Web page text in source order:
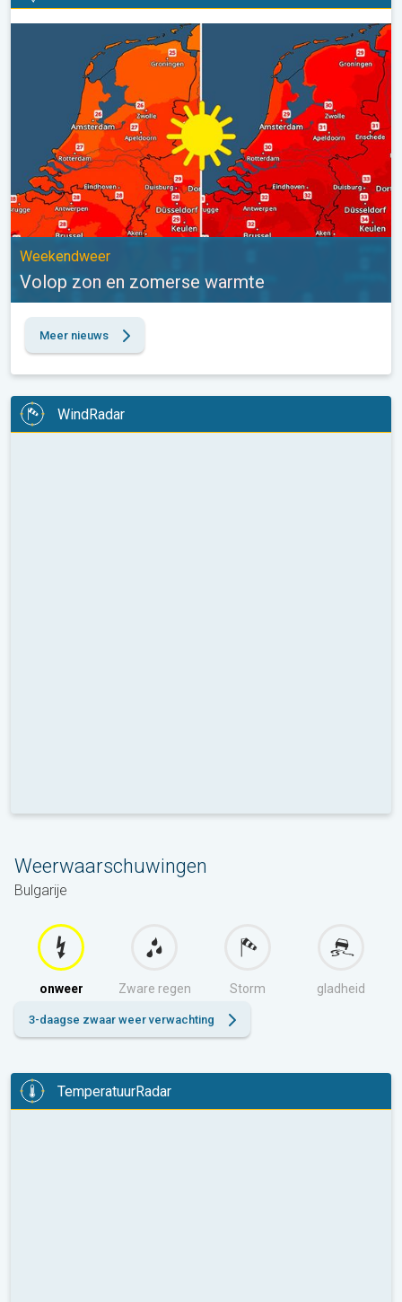
Volop zon en zomerse warmte. Weekendweer. . .
Weekendweer
Volop zon en zomerse warmte
Meer nieuws
WindRadar
Weerwaarschuwingen
Bulgarije
onweer Zware regen Storm gladheid
3-daagse zwaar weer verwachting
TemperatuurRadar